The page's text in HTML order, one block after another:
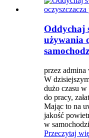
Oddychaj
używania
przez
W
dużo czasu w
do pracy,
Mając to na
jakość
w
Przeczytaj